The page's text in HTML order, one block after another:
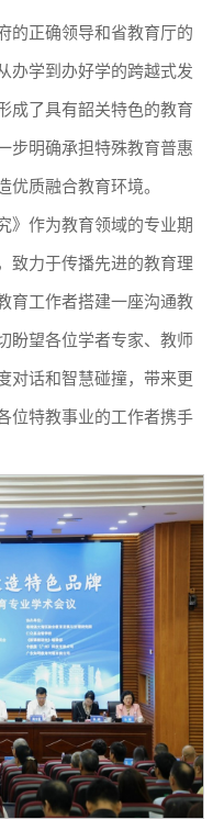
的正确领导和省教育厅的
办学到办好学的跨越式发
成了具有韶关特色的教育
步明确承担特殊教育普惠
优质融合教育环境。
》作为教育领域的专业期
致力于传播先进的教育理
育工作者搭建一座沟通教
盼望各位学者专家、教师
对话和智慧碰撞，带来更
位特教事业的工作者携手